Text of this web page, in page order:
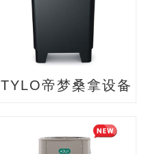
TYLO帝梦桑拿设备